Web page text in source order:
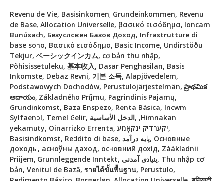
Revenu de Vie, Basisinkomen, Grundeinkommen, Revenu
de Base, Allocation Universelle, βασικό εισόδημα, Ioncam
Bunúsach, Безусловен Базов Доход, Infrastrutture di
base sono, Βασικό εισόδημα, Basic Income, Undirstöðu
Tekjur, ベーシックインカム, cơ bản thu nhập,
Põhisissetuleku, 基本收入, Dasar Penghasilan, Basis
Inkomste, Debaz Revni, 기본 소득, Alapjövedelem,
Podstawowych Dochodów, Perustulojärjestelmän, ప్రాథమిక
ఆదాయం, Základného Príjmu, Pagrindinis Pajamų,
Grundinkomst, Baza Enspezo, Renta Básica, Incwm
Sylfaenol, Temel Gelir, الدخل الأساسية, ,Himnakan
yekamuty, Oinarrizko Errenta, יקערדיק ינקאָמע,
Basisindkomst, Reddito di base, پایه درآمد, Основные
доходы, асноўны даход, основний дохід, Záákladnii
Priijem, Grunnleggende Inntekt, بنیادی آمدنی, Thu nhập cơ
bản, Venitul de Bază, รายได้ขั้นพื้นฐาน, Perustulo,